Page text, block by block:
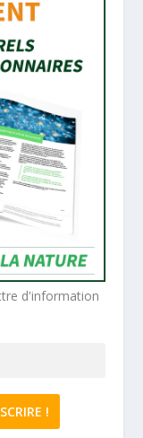
d'information